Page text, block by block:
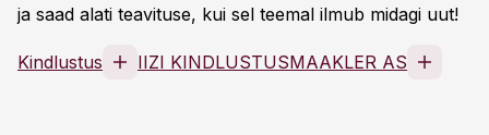
ja saad alati teavituse, kui sel teemal ilmub midagi uut!
Kindlustus IIZI KINDLUSTUSMAAKLER AS